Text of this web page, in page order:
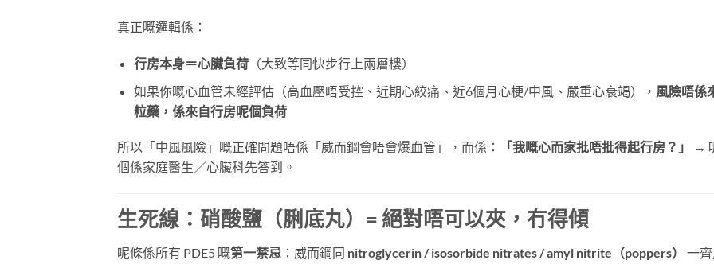
真正嘅邏輯係：
行房本身＝心臟負荷（大致等同快步行上兩層樓）
如果你嘅心血管未經評估（高血壓唔受控、近期心絞痛、近6個月心梗/中風、嚴重心衰竭）， 風險唔係
粒藥，係來自行房呢個負荷
所以「中風風險」嘅正確問題唔係「威而鋼會唔會爆血管」，而係： 「我嘅心而家批唔批得起行房？」
→
個係家庭醫生／心臟科先答到。
生死線：硝酸鹽（脷底丸）= 絕對唔可以夾，冇得傾
呢條係所有 PDE5 嘅第一禁忌 ：威而鋼同 nitroglycerin / isosorbide nitrates / amyl nitrite（poppers）
一